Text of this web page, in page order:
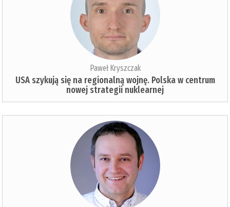
Paweł Kryszczak
USA szykują się na regionalną wojnę. Polska w centrum
nowej strategii nuklearnej